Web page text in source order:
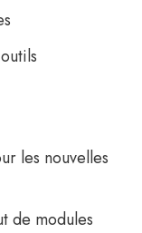
les nouvelles
de modules